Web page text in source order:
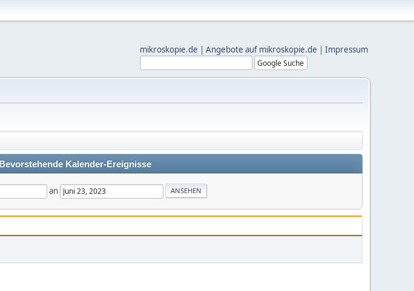
mikroskopie.de | Angebote auf mikroskopie.de | Impressum
Bevorstehende Kalender-Ereignisse
an